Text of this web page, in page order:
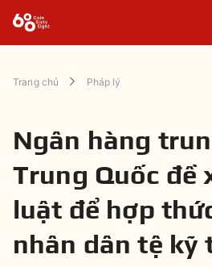
Trang chủ Pháp lý
Ngân hàng
Trung Quốc đề
luật để hợp
nhân dân tệ kỹ